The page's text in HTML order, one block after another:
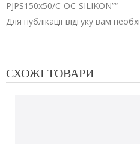
PJPS150x50/C-OC-SILIKON”“
Для публікації відгуку вам
СХОЖІ ТОВАРИ